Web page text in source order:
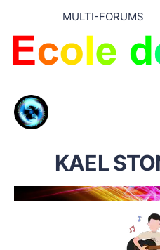
MULTI-FORUMS
KAEL